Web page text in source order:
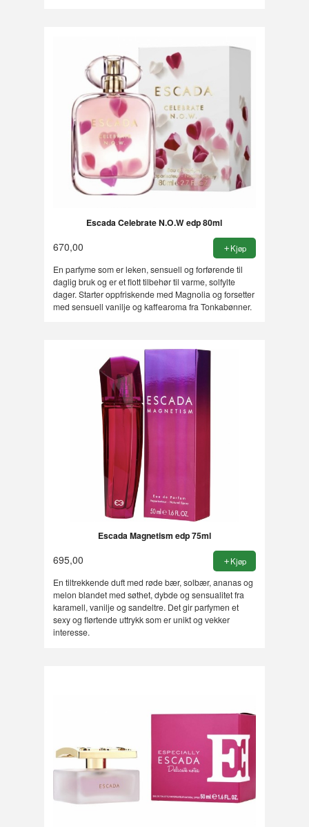
Escada Celebrate N.O.W edp 80ml
670,00 Kjøp
En parfyme som er leken, sensuell og forførende til
daglig bruk og er et flott tilbehør til varme, solfylte
dager. Starter oppfriskende med Magnolia og forsetter
med sensuell vanilje og kaffearoma fra Tonkabønner.
Escada Magnetism edp 75ml
695,00 Kjøp
En tiltrekkende duft med røde bær, solbær, ananas og
melon blandet med søthet, dybde og sensualitet fra
karamell, vanilje og sandeltre. Det gir parfymen et
sexy og flørtende uttrykk som er unikt og vekker
interesse.